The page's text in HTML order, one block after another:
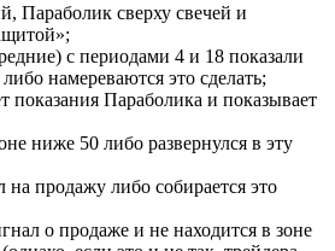
Параболик сверху свечей и
с периодами 4 и 18 показали
намереваются это сделать;
показания Параболика и показывает
ниже 50 либо развернулся в эту
продажу либо собирается это
о продаже и не находится в зоне